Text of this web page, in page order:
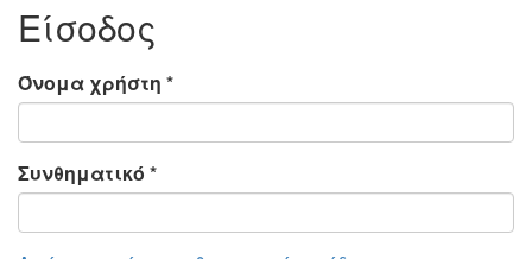
Είσοδος
Όνομα χρήστη *
Συνθηματικό *